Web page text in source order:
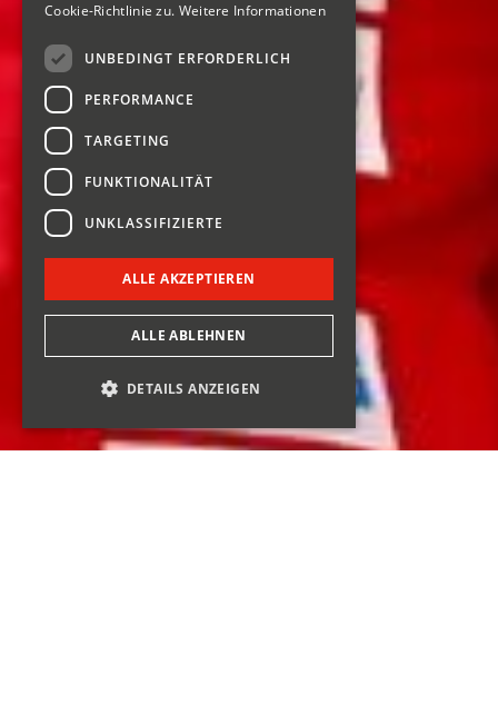
Cookie-Richtlinie zu. Weitere Informationen
UNBEDINGT ERFORDERLICH
PERFORMANCE
TARGETING
FUNKTIONALITÄT
UNKLASSIFIZIERTE
ALLE AKZEPTIEREN
ALLE ABLEHNEN
DETAILS ANZEIGEN